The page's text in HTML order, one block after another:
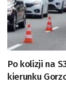
Po kolizji na
kierunku